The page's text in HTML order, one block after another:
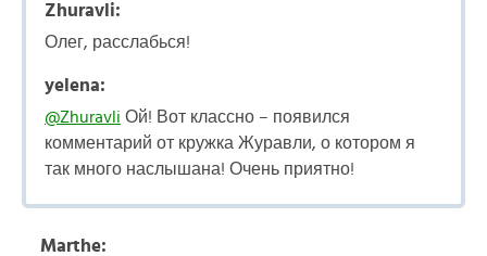
Zhuravli:
Олег, расслабься!
yelena:
@Zhuravli Ой! Вот классно – появился
комментарий от кружка Журавли, о котором я
так много наслышана! Очень приятно!
Marthe: